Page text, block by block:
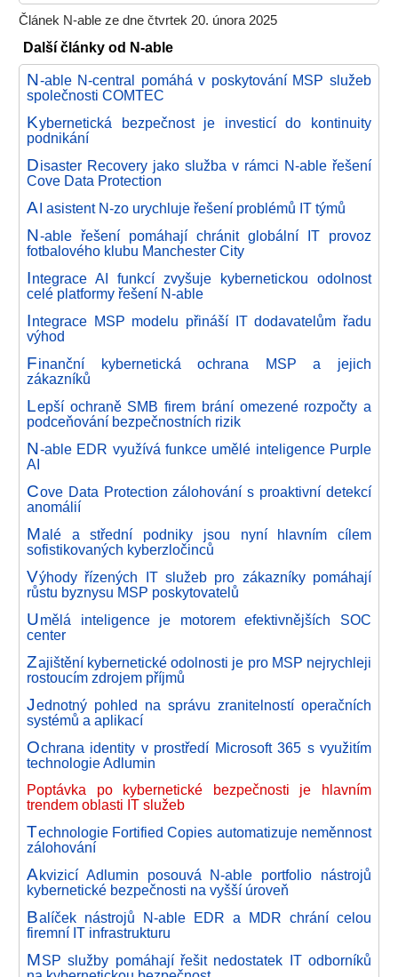
Článek N-able ze dne čtvrtek 20. února 2025
Další články od N-able
N-able N-central pomáhá v poskytování MSP služeb
společnosti COMTEC
Kybernetická bezpečnost je investicí do kontinuity
podnikání
Disaster Recovery jako služba v rámci N-able řešení
Cove Data Protection
AI asistent N-zo urychluje řešení problémů IT týmů
N-able řešení pomáhají chránit globální IT provoz
fotbalového klubu Manchester City
Integrace AI funkcí zvyšuje kybernetickou odolnost
celé platformy řešení N-able
Integrace MSP modelu přináší IT dodavatelům řadu
výhod
Finanční kybernetická ochrana MSP a jejich
zákazníků
Lepší ochraně SMB firem brání omezené rozpočty a
podceňování bezpečnostních rizik
N-able EDR využívá funkce umělé inteligence Purple
AI
Cove Data Protection zálohování s proaktivní detekcí
anomálií
Malé a střední podniky jsou nyní hlavním cílem
sofistikovaných kyberzločinců
Výhody řízených IT služeb pro zákazníky pomáhají
růstu byznysu MSP poskytovatelů
Umělá inteligence je motorem efektivnějších SOC
center
Zajištění kybernetické odolnosti je pro MSP nejrychleji
rostoucím zdrojem příjmů
Jednotný pohled na správu zranitelností operačních
systémů a aplikací
Ochrana identity v prostředí Microsoft 365 s využitím
technologie Adlumin
Poptávka po kybernetické bezpečnosti je hlavním
trendem oblasti IT služeb
Technologie Fortified Copies automatizuje neměnnost
zálohování
Akvizicí Adlumin posouvá N-able portfolio nástrojů
kybernetické bezpečnosti na vyšší úroveň
Balíček nástrojů N-able EDR a MDR chrání celou
firemní IT infrastrukturu
MSP služby pomáhají řešit nedostatek IT odborníků